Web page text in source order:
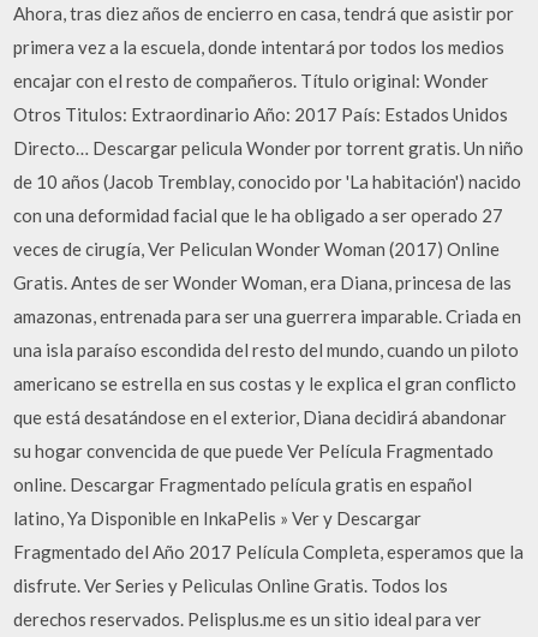
Ahora, tras diez años de encierro en casa, tendrá que asistir por
primera vez a la escuela, donde intentará por todos los medios
encajar con el resto de compañeros. Título original: Wonder
Otros Titulos: Extraordinario Año: 2017 País: Estados Unidos
Directo… Descargar pelicula Wonder por torrent gratis. Un niño
de 10 años (Jacob Tremblay, conocido por 'La habitación') nacido
con una deformidad facial que le ha obligado a ser operado 27
veces de cirugía, Ver Peliculan Wonder Woman (2017) Online
Gratis. Antes de ser Wonder Woman, era Diana, princesa de las
amazonas, entrenada para ser una guerrera imparable. Criada en
una isla paraíso escondida del resto del mundo, cuando un piloto
americano se estrella en sus costas y le explica el gran conflicto
que está desatándose en el exterior, Diana decidirá abandonar
su hogar convencida de que puede Ver Película Fragmentado
online. Descargar Fragmentado película gratis en español
latino, Ya Disponible en InkaPelis » Ver y Descargar
Fragmentado del Año 2017 Película Completa, esperamos que la
disfrute. Ver Series y Pelìculas Online Gratis. Todos los
derechos reservados. Pelisplus.me es un sitio ideal para ver